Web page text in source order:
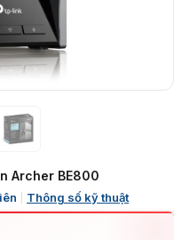
Archer BE800
Thông số kỹ thuật